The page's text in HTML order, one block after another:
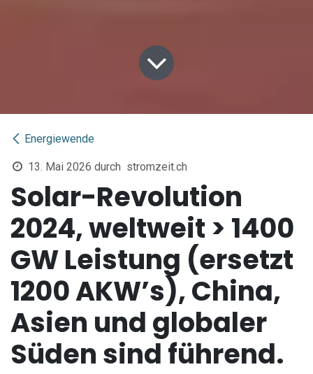
Energiewende
13. Mai 2026 durch stromzeit.ch
Solar-Revolution
2024, weltweit > 1400
GW Leistung (ersetzt
1200 AKW’s), China,
Asien und globaler
Süden sind führend.